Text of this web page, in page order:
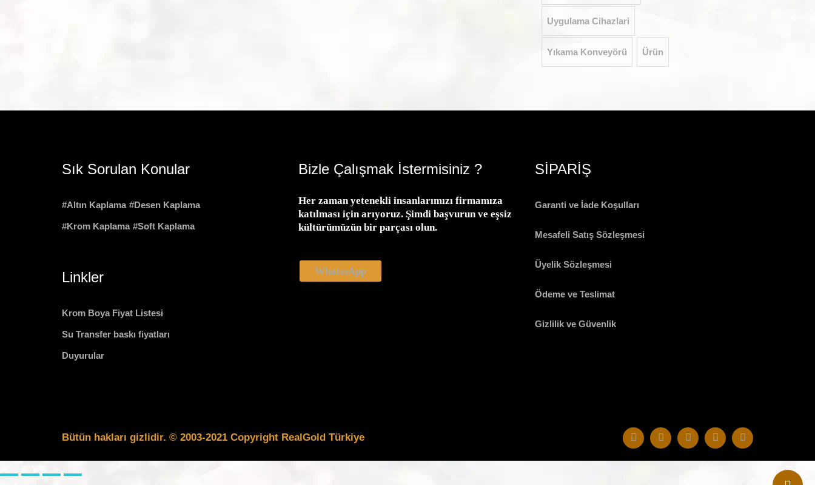
Uygulama Cihazlari
Yıkama Konveyörü Ürün
Sık Sorulan Konular
#Altın Kaplama #Desen Kaplama
#Krom Kaplama #Soft Kaplama
Linkler
Krom Boya Fiyat Listesi
Su Transfer baskı fiyatları
Duyurular
Bizle Çalışmak İstermisiniz ?
Her zaman yetenekli insanlarımızı firmamıza
katılması için arıyoruz. Şimdi başvurun ve eşsiz
kültürümüzün bir parçası olun.
WhatssApp
SİPARİŞ
Garanti ve İade Koşulları
Mesafeli Satış Sözleşmesi
Üyelik Sözleşmesi
Ödeme ve Teslimat
Gizlilik ve Güvenlik
Bütün hakları gizlidir. © 2003-2021 Copyright RealGold Türkiye